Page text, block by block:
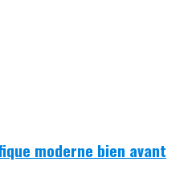
moderne bien avant